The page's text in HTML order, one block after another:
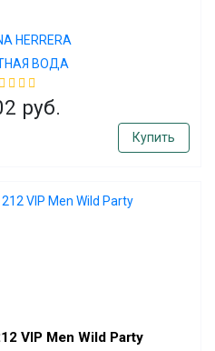
HERRERA
ВОДА
руб.
Купить
VIP Men Wild Party